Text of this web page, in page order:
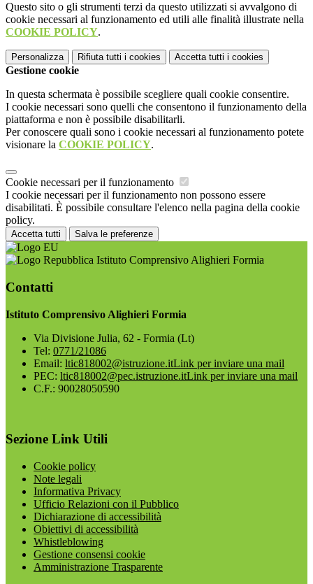
Questo sito o gli strumenti terzi da questo utilizzati si avvalgono di
cookie necessari al funzionamento ed utili alle finalità illustrate nella
COOKIE POLICY.
Personalizza Rifiuta tutti i cookies Accetta tutti i cookies
Gestione cookie
In questa schermata è possibile scegliere quali cookie consentire.
I cookie necessari sono quelli che consentono il funzionamento della
piattaforma e non è possibile disabilitarli.
Per conoscere quali sono i cookie necessari al funzionamento potete
visionare la COOKIE POLICY.
Cookie necessari per il funzionamento
I cookie necessari per il funzionamento non possono essere
disabilitati. È possibile consultare l'elenco nella pagina della cookie
policy.
Accetta tutti Salva le preferenze
Istituto Comprensivo Alighieri Formia
Contatti
Istituto Comprensivo Alighieri Formia
Via Divisione Julia, 62 - Formia (Lt)
Tel: 0771/21086
Email: ltic818002@istruzione.itLink per inviare una mail
PEC: ltic818002@pec.istruzione.itLink per inviare una mail
C.F.: 90028050590
Sezione Link Utili
Cookie policy
Note legali
Informativa Privacy
Ufficio Relazioni con il Pubblico
Dichiarazione di accessibilità
Obiettivi di accessibilità
Whistleblowing
Gestione consensi cookie
Amministrazione Trasparente